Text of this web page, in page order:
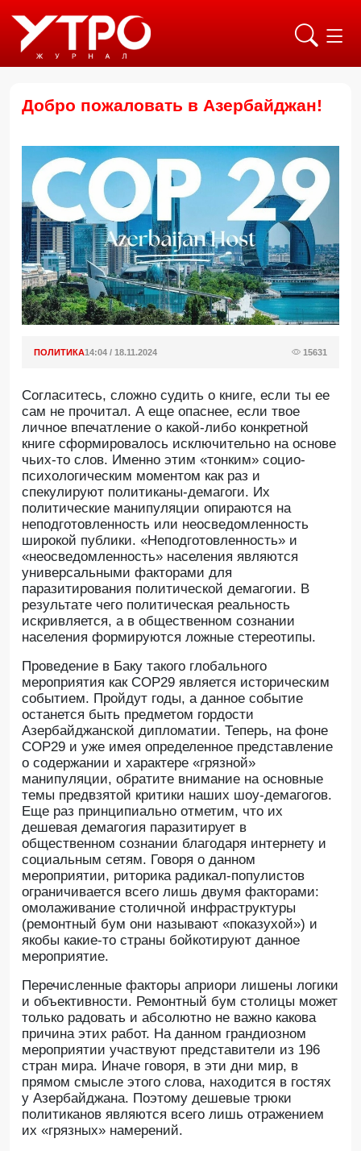
Добро пожаловать в Азербайджан!
ПОЛИТИКА14:04 / 18.11.2024 15631
Согласитесь, сложно судить о книге, если ты ее
сам не прочитал. А еще опаснее, если твое
личное впечатление о какой-либо конкретной
книге сформировалось исключительно на основе
чьих-то слов. Именно этим «тонким» социо-
психологическим моментом как раз и
спекулируют политиканы-демагоги. Их
политические манипуляции опираются на
неподготовленность или неосведомленность
широкой публики. «Неподготовленность» и
«неосведомленность» населения являются
универсальными факторами для
паразитирования политической демагогии. В
результате чего политическая реальность
искривляется, а в общественном сознании
населения формируются ложные стереотипы.
Проведение в Баку такого глобального
мероприятия как СОР29 является историческим
событием. Пройдут годы, а данное событие
останется быть предметом гордости
Азербайджанской дипломатии. Теперь, на фоне
СОР29 и уже имея определенное представление
о содержании и характере «грязной»
манипуляции, обратите внимание на основные
темы предвзятой критики наших шоу-демагогов.
Еще раз принципиально отметим, что их
дешевая демагогия паразитирует в
общественном сознании благодаря интернету и
социальным сетям. Говоря о данном
мероприятии, риторика радикал-популистов
ограничивается всего лишь двумя факторами:
омолаживание столичной инфраструктуры
(ремонтный бум они называют «показухой») и
якобы какие-то страны бойкотируют данное
мероприятие.
Перечисленные факторы априори лишены логики
и объективности. Ремонтный бум столицы может
только радовать и абсолютно не важно какова
причина этих работ. На данном грандиозном
мероприятии участвуют представители из 196
стран мира. Иначе говоря, в эти дни мир, в
прямом смысле этого слова, находится в гостях
у Азербайджана. Поэтому дешевые трюки
политиканов являются всего лишь отражением
их «грязных» намерений.